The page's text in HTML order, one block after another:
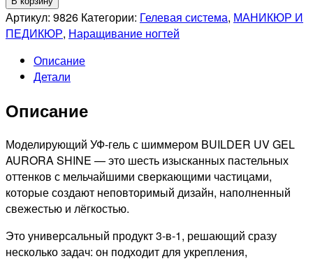
RUNAIL
Моделирующий
гель
BUILDER
GEL
AURORA
SHINE,
15г
№9826
Артикул: 9826 Категории: Гелевая система, МАНИКЮР И
ПЕДИКЮР, Наращивание ногтей
Описание
Детали
Описание
Моделирующий УФ-гель с шиммером BUILDER UV GEL
AURORA SHINE — это шесть изысканных пастельных
оттенков с мельчайшими сверкающими частицами,
которые создают неповторимый дизайн, наполненный
свежестью и лёгкостью.
Это универсальный продукт 3-в-1, решающий сразу
несколько задач: он подходит для укрепления,